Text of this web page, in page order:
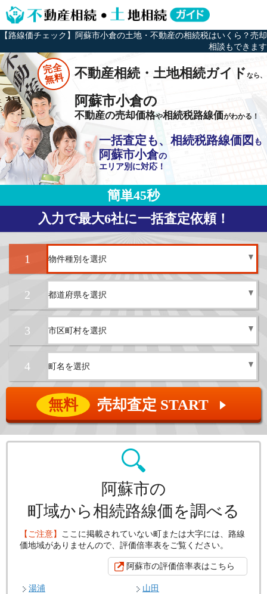
【路線価チェック】阿蘇市小倉の土地・不動産の相続税はいくら？売却
相談もできます
完全
無料 不動産相続・土地相続ガイドなら、
阿蘇市小倉の
不動産の売却価格や相続税路線価がわかる！
一括査定も、相続税路線価図 も
阿蘇市小倉の
エリア別に対応！
簡単45秒
入力で最大6社に一括査定依頼！
1
2
3
4
無料 売却査定 START ▲
阿蘇市の
町域から相続路線価を調べる
【ご注意】 ここに掲載されていない町または大字には、路線
価地域がありませんので、評価倍率表をご覧ください。
阿蘇市の評価倍率表はこちら
湯浦
山田